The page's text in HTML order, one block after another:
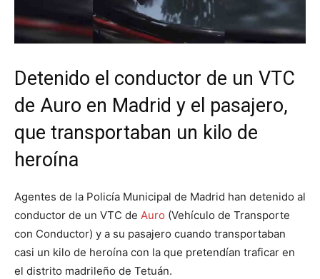
Detenido el conductor de un VTC
de Auro en Madrid y el pasajero,
que transportaban un kilo de
heroína
Agentes de la Policía Municipal de Madrid han detenido al
conductor de un VTC de Auro (Vehículo de Transporte
con Conductor) y a su pasajero cuando transportaban
casi un kilo de heroína con la que pretendían traficar en
el distrito madrileño de Tetuán.